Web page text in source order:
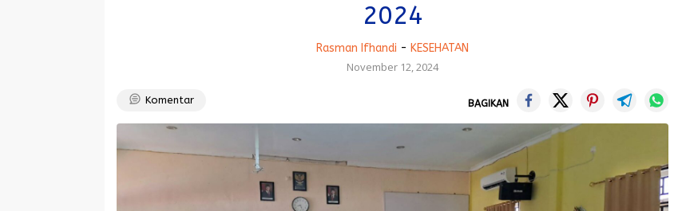
2024
Rasman Ifhandi - KESEHATAN
November 12, 2024
Komentar BAGIKAN